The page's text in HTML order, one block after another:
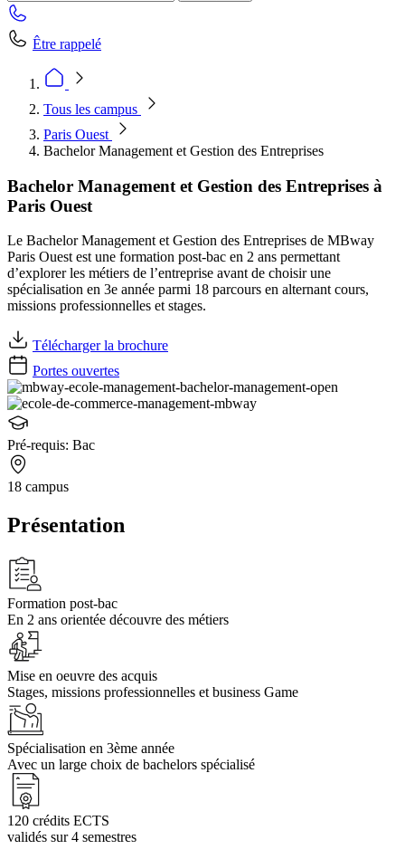
Être rappelé
Tous les campus
Paris Ouest
Bachelor Management et Gestion des Entreprises
Bachelor Management et Gestion des Entreprises à
Paris Ouest
Le Bachelor Management et Gestion des Entreprises de MBway
Paris Ouest est une formation post-bac en 2 ans permettant
d’explorer les métiers de l’entreprise avant de choisir une
spécialisation en 3e année parmi 18 parcours en alternant cours,
missions professionnelles et stages.
Télécharger la brochure
Portes ouvertes
Pré-requis: Bac
18 campus
Présentation
Formation post-bac
En 2 ans orientée découvre des métiers
Mise en oeuvre des acquis
Stages, missions professionnelles et business Game
Spécialisation en 3ème année
Avec un large choix de bachelors spécialisé
120 crédits ECTS
validés sur 4 semestres